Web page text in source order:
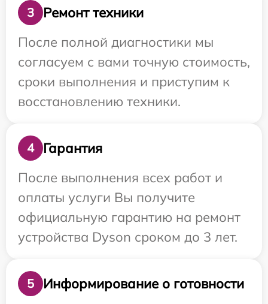
3
Ремонт техники
После полной диагностики мы
согласуем с вами точную стоимость,
сроки выполнения и приступим к
восстановлению техники.
4
Гарантия
После выполнения всех работ и
оплаты услуги Вы получите
официальную гарантию на ремонт
устройства Dyson сроком до 3 лет.
5
Информирование о готовности